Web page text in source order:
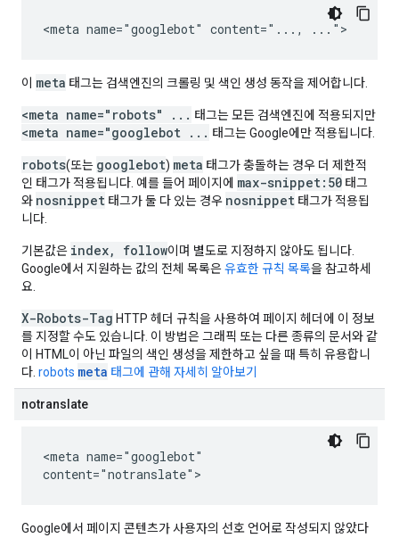
<meta name="googlebot" content="..., ...">
이 meta 태그는 검색엔진의 크롤링 및 색인 생성 동작을 제어합니다.
<meta name="robots" ... 태그는 모든 검색엔진에 적용되지만
<meta name="googlebot ... 태그는 Google에만 적용됩니다.
robots(또는 googlebot) meta 태그가 충돌하는 경우 더 제한적
인 태그가 적용됩니다. 예를 들어 페이지에 max-snippet:50 태그
와 nosnippet 태그가 둘 다 있는 경우 nosnippet 태그가 적용됩
니다.
기본값은 index, follow이며 별도로 지정하지 않아도 됩니다.
Google에서 지원하는 값의 전체 목록은유효한 규칙 목록을 참고하세
요.
X-Robots-Tag HTTP 헤더 규칙을 사용하여 페이지 헤더에 이 정보
를 지정할 수도 있습니다. 이 방법은 그래픽 또는 다른 종류의 문서와 같
이 HTML이 아닌 파일의 색인 생성을 제한하고 싶을 때 특히 유용합니
다. robots meta 태그에 관해 자세히 알아보기
notranslate
<meta name="googlebot"
content="notranslate">
Google에서 페이지 콘텐츠가 사용자의 선호 언어로 작성되지 않았다